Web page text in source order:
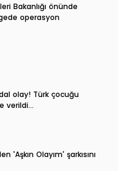
Bakanlığı önünde
operasyon
olay! Türk çocuğu
verildi…
'Aşkın Olayım' şarkısını